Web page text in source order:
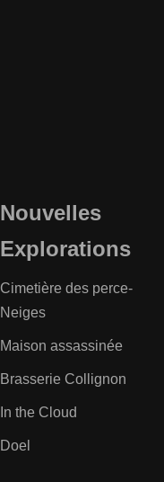
Nouvelles
Explorations
Cimetière des perce-
Neiges
Maison assassinée
Brasserie Collignon
In the Cloud
Doel